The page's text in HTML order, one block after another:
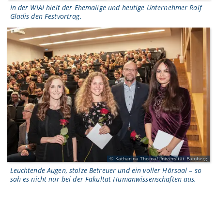
In der WIAI hielt der Ehemalige und heutige Unternehmer Ralf
Gladis den Festvortrag.
Katharina Thoma/Universität Bamberg
Leuchtende Augen, stolze Betreuer und ein voller Hörsaal – so
sah es nicht nur bei der Fakultät Humanwissenschaften aus.